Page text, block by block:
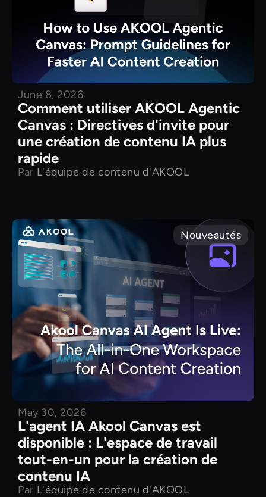
June 8, 2026
Comment utiliser AKOOL Agentic
Canvas : Directives d'invite pour
une création de contenu IA plus
rapide
Par L'équipe de contenu d'AKOOL
Nouveautés
May 30, 2026
L'agent IA Akool Canvas est
disponible : L'espace de travail
tout-en-un pour la création de
contenu IA
Par L'équipe de contenu d'AKOOL